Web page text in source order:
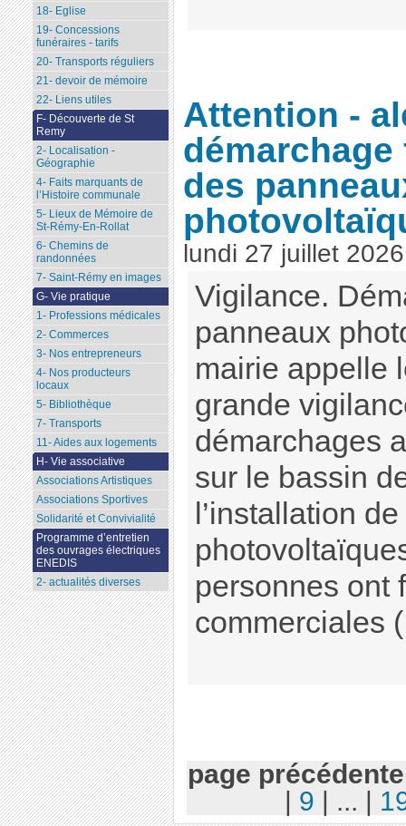
Attention -
des
lundi 27 juillet 2026
Vigilance.
panneaux
mairie appelle
grande
démarchages
sur le bassin
l’installation
personnes ont
commerciales
page précédente
9 ...
18- Eglise
19- Concessions
funéraires - tarifs
20- Transports réguliers
21- devoir de mémoire
22- Liens utiles
F- Découverte de St
Remy
2- Localisation -
Géographie
4- Faits marquants de
l’Histoire communale
5- Lieux de Mémoire de
St-Rémy-En-Rollat
6- Chemins de
randonnées
7- Saint-Rémy en images
G- Vie pratique
1- Professions médicales
2- Commerces
3- Nos entrepreneurs
4- Nos producteurs
locaux
5- Bibliothèque
7- Transports
11- Aides aux logements
H- Vie associative
Associations Artistiques
Associations Sportives
Solidarité et Convivialité
Programme d’entretien
des ouvrages électriques
ENEDIS
2- actualités diverses